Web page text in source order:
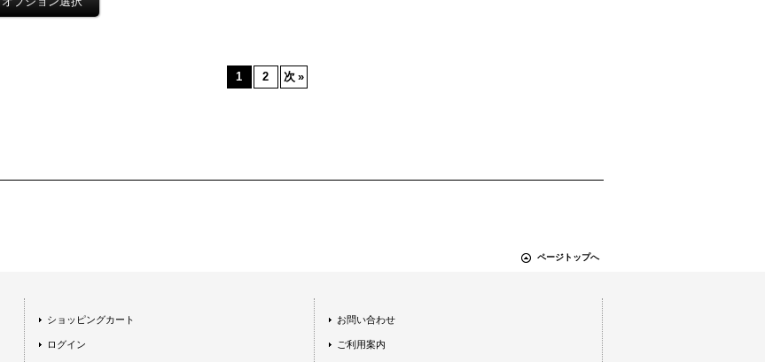
1 2 次 »
ページトップへ
ショッピングカート
ログイン
お問い合わせ
ご利用案内